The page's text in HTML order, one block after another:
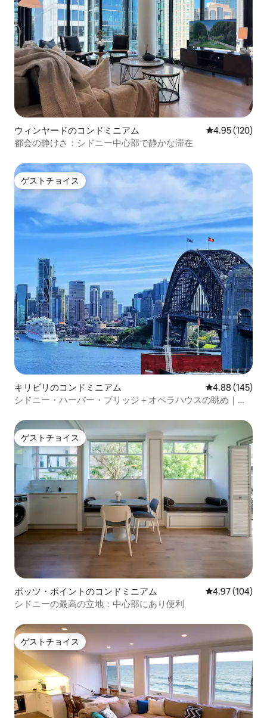
ウィンヤードのコンドミニアム レビュー120
4.95 (120)
都会の静けさ：シドニー中心部で静かな滞在
ゲストチョイス
ゲストチョイス
キリビリのコンドミニアム レビュー145
4.88 (145)
シドニー・ハーバー・ブリッジ＋オペラハウスの眺め｜駐
ゲストチョイス
ゲストチョイス
ポッツ・ポイントのコンドミニアム レビュー104
4.97 (104)
シドニーの最高の立地：中心部にあり便利
ゲストチョイス
ゲストチョイス